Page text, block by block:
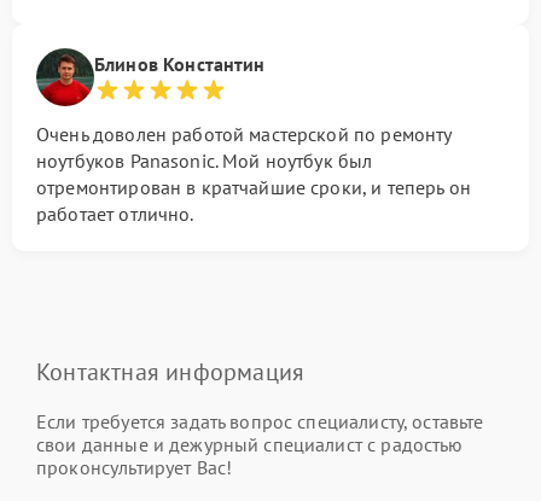
Блинов Константин
Очень доволен работой мастерской по ремонту
ноутбуков Panasonic. Мой ноутбук был
отремонтирован в кратчайшие сроки, и теперь он
работает отлично.
Контактная информация
Если требуется задать вопрос специалисту, оставьте
свои данные и дежурный специалист с радостью
проконсультирует Вас!